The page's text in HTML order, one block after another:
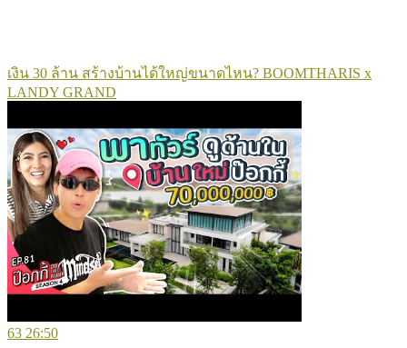
เงิน 30 ล้าน สร้างบ้านได้ใหญ่ขนาดไหน? BOOMTHARIS x
LANDY GRAND
63 26:50